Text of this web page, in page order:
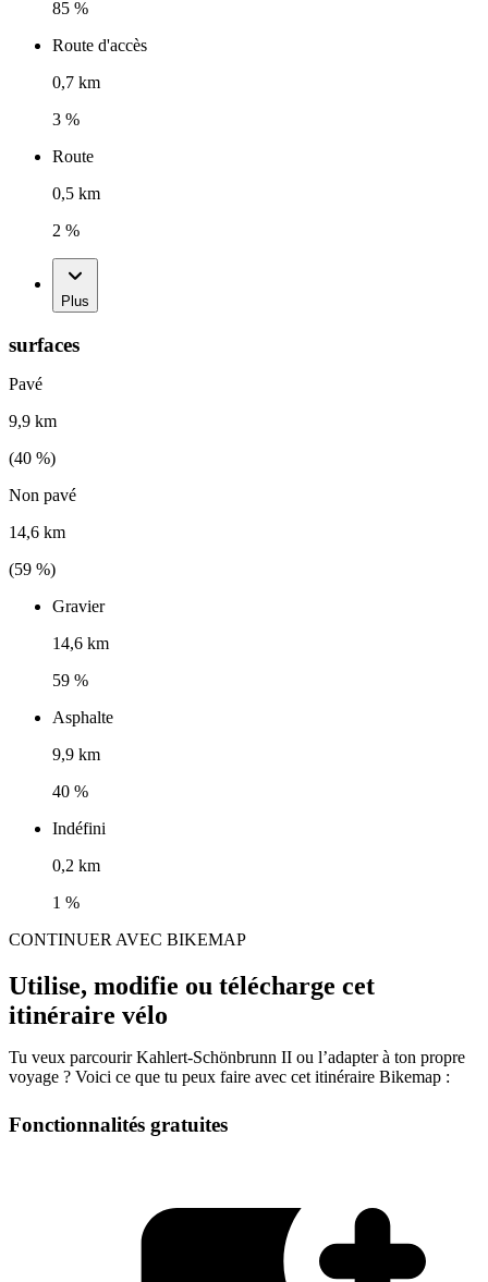
85 %
Route d'accès
0,7 km
3 %
Route
0,5 km
2 %
Plus
surfaces
Pavé
9,9 km
(40 %)
Non pavé
14,6 km
(59 %)
Gravier
14,6 km
59 %
Asphalte
9,9 km
40 %
Indéfini
0,2 km
1 %
CONTINUER AVEC BIKEMAP
Utilise, modifie ou télécharge cet
itinéraire vélo
Tu veux parcourir Kahlert-Schönbrunn II ou l’adapter à ton propre
voyage ? Voici ce que tu peux faire avec cet itinéraire Bikemap :
Fonctionnalités gratuites